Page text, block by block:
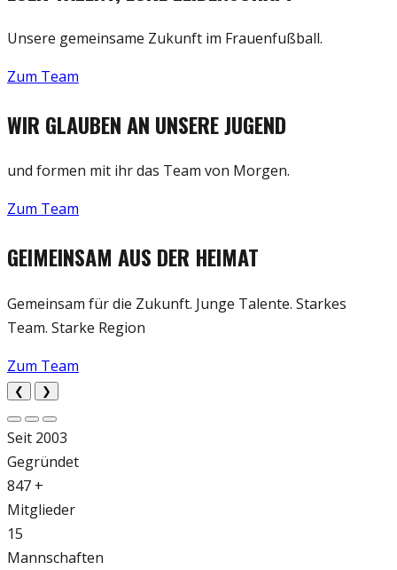
Unsere gemeinsame Zukunft im Frauenfußball.
Zum Team
WIR GLAUBEN AN UNSERE JUGEND
und formen mit ihr das Team von Morgen.
Zum Team
GEIMEINSAM AUS DER HEIMAT
Gemeinsam für die Zukunft. Junge Talente. Starkes
Team. Starke Region
Zum Team
❮ ❯
Seit 2003
Gegründet
847 +
Mitglieder
15
Mannschaften